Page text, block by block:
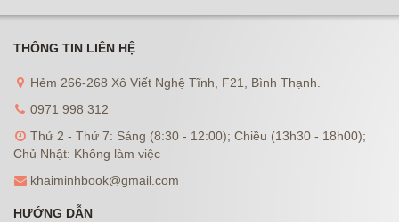
THÔNG TIN LIÊN HỆ
Hẻm 266-268 Xô Viết Nghệ Tĩnh, F21, Bình Thạnh.
0971 998 312
Thứ 2 - Thứ 7: Sáng (8:30 - 12:00); Chiều (13h30 - 18h00);
Chủ Nhật: Không làm việc
khaiminhbook@gmail.com
HƯỚNG DẪN